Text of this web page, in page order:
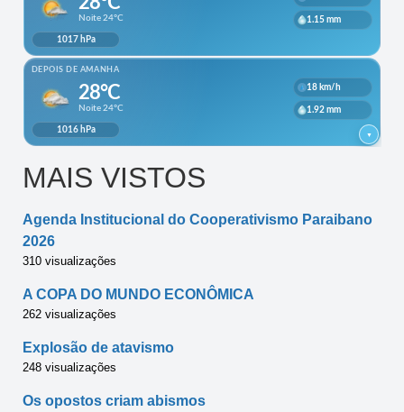
MAIS VISTOS
Agenda Institucional do Cooperativismo Paraibano
2026
310 visualizações
A COPA DO MUNDO ECONÔMICA
262 visualizações
Explosão de atavismo
248 visualizações
Os opostos criam abismos